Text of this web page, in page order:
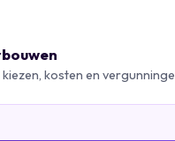
kosten en